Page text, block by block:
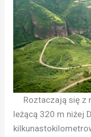
Roztaczają się z
leżącą 320 m niżej